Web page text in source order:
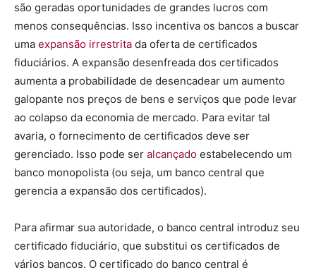
são geradas oportunidades de grandes lucros com
menos consequências. Isso incentiva os bancos a buscar
uma expansão irrestrita da oferta de certificados
fiduciários. A expansão desenfreada dos certificados
aumenta a probabilidade de desencadear um aumento
galopante nos preços de bens e serviços que pode levar
ao colapso da economia de mercado. Para evitar tal
avaria, o fornecimento de certificados deve ser
gerenciado. Isso pode ser alcançado estabelecendo um
banco monopolista (ou seja, um banco central que
gerencia a expansão dos certificados).
Para afirmar sua autoridade, o banco central introduz seu
certificado fiduciário, que substitui os certificados de
vários bancos. O certificado do banco central é